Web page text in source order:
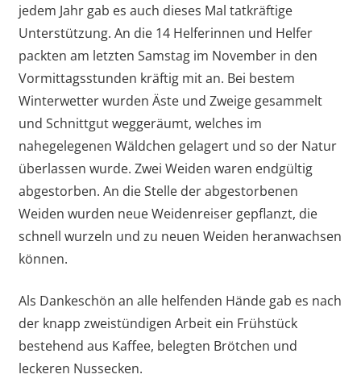
jedem Jahr gab es auch dieses Mal tatkräftige
Unterstützung. An die 14 Helferinnen und Helfer
packten am letzten Samstag im November in den
Vormittagsstunden kräftig mit an. Bei bestem
Winterwetter wurden Äste und Zweige gesammelt
und Schnittgut weggeräumt, welches im
nahegelegenen Wäldchen gelagert und so der Natur
überlassen wurde. Zwei Weiden waren endgültig
abgestorben. An die Stelle der abgestorbenen
Weiden wurden neue Weidenreiser gepflanzt, die
schnell wurzeln und zu neuen Weiden heranwachsen
können.
Als Dankeschön an alle helfenden Hände gab es nach
der knapp zweistündigen Arbeit ein Frühstück
bestehend aus Kaffee, belegten Brötchen und
leckeren Nussecken.